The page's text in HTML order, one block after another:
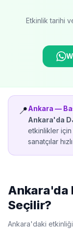
Etkinlik tarihi
📍Ankara —
Ankara'da
etkinlikler için
sanatçılar
Ankara'da
Seçilir?
Ankara'daki